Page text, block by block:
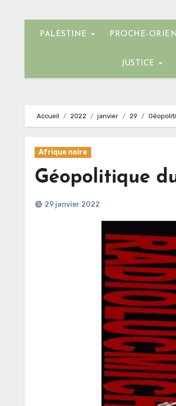
PALESTINE PROCHE-
JUSTICE
Accueil 2022 janvier 29
Afrique noire
Géopolitique
29 janvier 2022